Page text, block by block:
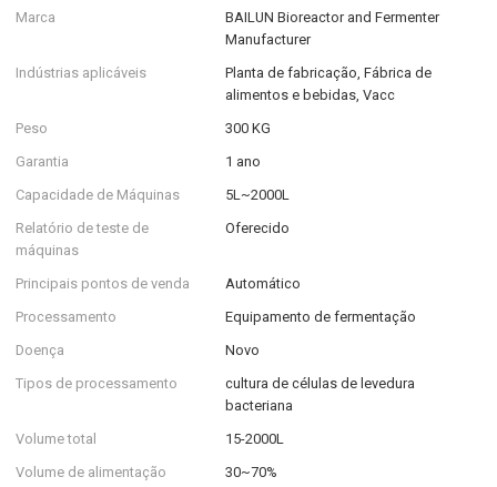
Marca
BAILUN Bioreactor and Fermenter
Manufacturer
Indústrias aplicáveis
Planta de fabricação, Fábrica de
alimentos e bebidas, Vacc
Peso
300 KG
Garantia
1 ano
Capacidade de Máquinas
5L~2000L
Relatório de teste de
máquinas
Oferecido
Principais pontos de venda
Automático
Processamento
Equipamento de fermentação
Doença
Novo
Tipos de processamento
cultura de células de levedura
bacteriana
Volume total
15-2000L
Volume de alimentação
30~70%